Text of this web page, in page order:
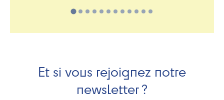
Et si vous rejoignez notre
newsletter ?